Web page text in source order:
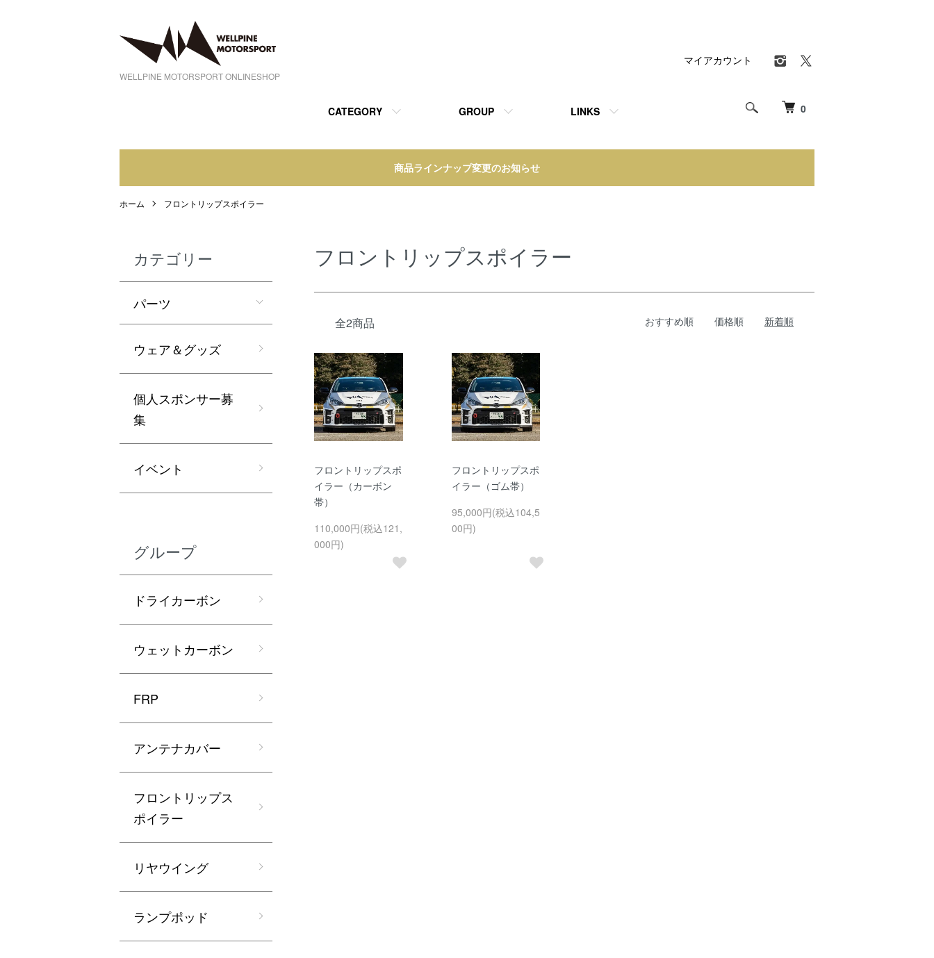
WELLPINE MOTORSPORT ONLINESHOP
0
CATEGORY GROUP LINKS
マイアカウント
商品ラインナップ変更のお知らせ
ホーム フロントリップスポイラー
フロントリップスポイラー
全2商品 おすすめ順 価格順 新着順
フロントリップスポ
イラー（カーボン
帯）
110,000円(税込121,
000円)
フロントリップスポ
イラー（ゴム帯）
95,000円(税込104,5
00円)
カテゴリー
パーツ
ウェア＆グッズ
個人スポンサー募
集
イベント
グループ
ドライカーボン
ウェットカーボン
FRP
アンテナカバー
フロントリップス
ポイラー
リヤウイング
ランプポッド